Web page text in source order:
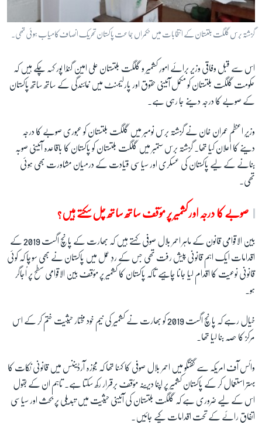
گزشتہ برس گلگت بلتستان کے انتخابات میں حکمراں جماعت پاکستان تحریک اںصاف کامیاب ہوئی تھی۔
اس سے قبل وفاقی وزیر برائے امورِ کشمیر و گلگت بلتستان علی امین گنڈا پور کہہ چکے ہیں کہ
حکومت گلگت بلتستان کو مکمل آئینی حقوق اور پارلیمنٹ میں نمائندگی کے ساتھ ساتھ پاکستان
کے صوبے کا درجہ دینے جا رہی ہے۔
وزیرِ اعظم عمران خان نے گزشتہ برس نومبر میں گلگت بلتستان کو عبوری صوبے کا درجہ
دینے کا اعلان کیا تھا۔ گزشتہ برس ستمبر میں گلگت بلتستان کو پاکستان کا باقاعدہ آئینی صوبہ
بنانے کے لیے پاکستان کی عسکری اور سیاسی قیادت کے درمیان مشاورت بھی ہوئی
تھی۔
صوبے کا درجہ اور کشمیر پر مؤقف ساتھ ساتھ چل سکتے ہیں؟
بین الاقوامی قانون کے ماہر احمر بلال صوفی کہتے ہیں کہ بھارت کے پانچ اگست 2019 کے
اقدامات ایک اہم قانونی پیش رفت تھی جس کے ردِ عمل میں پاکستان نے بھی سوچا کہ کوئی
قانونی نوعیت کا اقدام لیا جانا چاہیے تاکہ پاکستان کا کشمیر پر مؤقف بین الاقوامی سطح پر اُجاگر
ہو۔
خیال رہے کہ پانچ اگست 2019 کو بھارت نے کشمیر کی نیم خود مختار حیثیت ختم کر کے اس
مرکز کا حصہ بنا لیا تھا۔
وائس آف امریکہ سے گفتگو میں احمر بلال صوفی کا کہنا تھا کہ مجوزہ آرڈیننس میں قانونی نکات کا
بہتر استعمال کر کے پاکستان کشمیر پر اپنا دیرینہ مؤقف برقرار رکھ سکتا ہے۔ تاہم ان کے بقول
اس کے لیے ضروری ہے کہ گلگت بلتستان کی آئینی حیثیت میں تبدیلی پر بحث اور سیاسی
اتفاق رائے کے تحت اقدامات کیے جائیں۔